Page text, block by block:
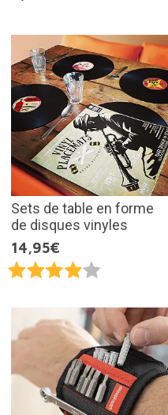
Sets de table en forme
de disques vinyles
14,95€